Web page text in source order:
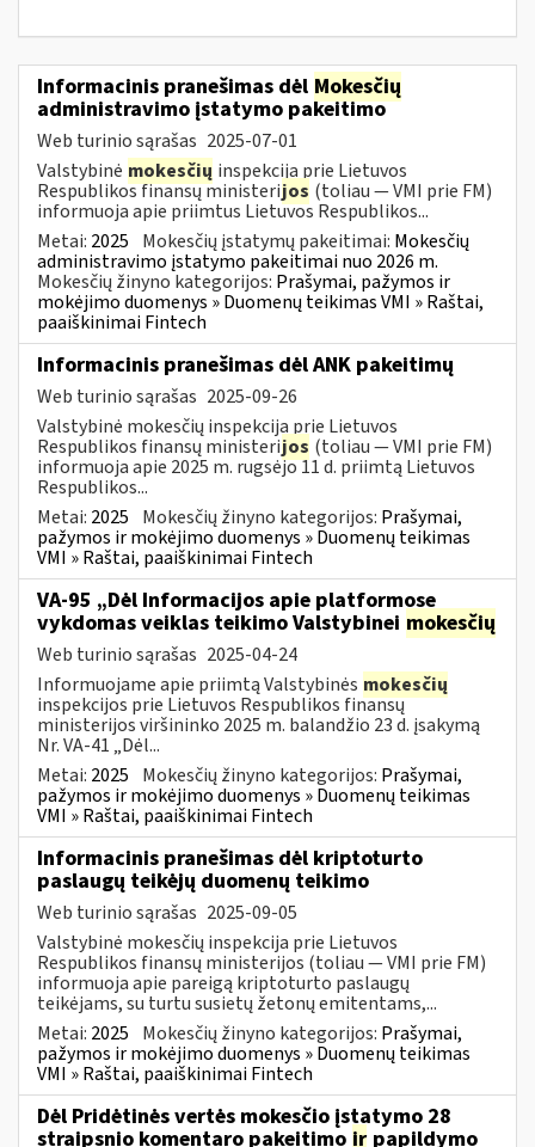
Informacinis pranešimas dėl Mokesčių
administravimo įstatymo pakeitimo
Web turinio sąrašas 2025-07-01
Valstybinė mokesčių inspekcija prie Lietuvos
Respublikos finansų ministerijos (toliau — VMI prie FM)
informuoja apie priimtus Lietuvos Respublikos...
Metai: 2025 Mokesčių įstatymų pakeitimai: Mokesčių
administravimo įstatymo pakeitimai nuo 2026 m.
Mokesčių žinyno kategorijos: Prašymai, pažymos ir
mokėjimo duomenys » Duomenų teikimas VMI » Raštai,
paaiškinimai Fintech
Informacinis pranešimas dėl ANK pakeitimų
Web turinio sąrašas 2025-09-26
Valstybinė mokesčių inspekcija prie Lietuvos
Respublikos finansų ministerijos (toliau — VMI prie FM)
informuoja apie 2025 m. rugsėjo 11 d. priimtą Lietuvos
Respublikos...
Metai: 2025 Mokesčių žinyno kategorijos: Prašymai,
pažymos ir mokėjimo duomenys » Duomenų teikimas
VMI » Raštai, paaiškinimai Fintech
VA-95 „Dėl Informacijos apie platformose
vykdomas veiklas teikimo Valstybinei mokesčių
Web turinio sąrašas 2025-04-24
Informuojame apie priimtą Valstybinės mokesčių
inspekcijos prie Lietuvos Respublikos finansų
ministerijos viršininko 2025 m. balandžio 23 d. įsakymą
Nr. VA-41 „Dėl...
Metai: 2025 Mokesčių žinyno kategorijos: Prašymai,
pažymos ir mokėjimo duomenys » Duomenų teikimas
VMI » Raštai, paaiškinimai Fintech
Informacinis pranešimas dėl kriptoturto
paslaugų teikėjų duomenų teikimo
Web turinio sąrašas 2025-09-05
Valstybinė mokesčių inspekcija prie Lietuvos
Respublikos finansų ministerijos (toliau — VMI prie FM)
informuoja apie pareigą kriptoturto paslaugų
teikėjams, su turtu susietų žetonų emitentams,...
Metai: 2025 Mokesčių žinyno kategorijos: Prašymai,
pažymos ir mokėjimo duomenys » Duomenų teikimas
VMI » Raštai, paaiškinimai Fintech
Dėl Pridėtinės vertės mokesčio įstatymo 28
straipsnio komentaro pakeitimo ir papildymo